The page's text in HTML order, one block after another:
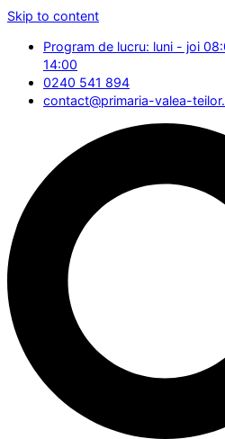
Skip to content
Program de lucru: luni - joi
14:00
0240 541 894
contact@primaria-valea-